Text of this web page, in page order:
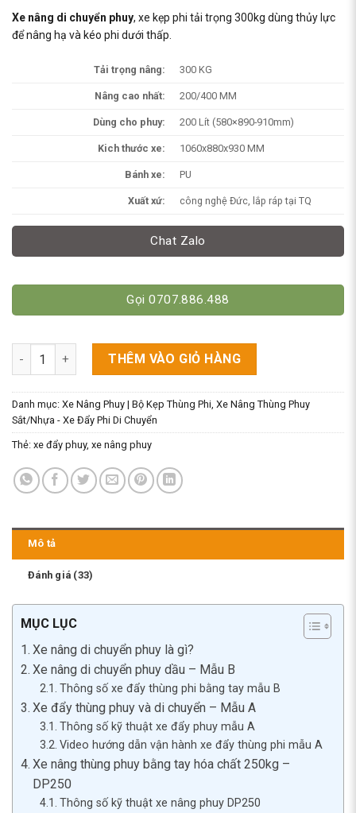
Xe nâng di chuyển phuy, xe kẹp phi tải trọng 300kg dùng thủy lực
để nâng hạ và kéo phi dưới thấp.
Tải trọng nâng: 300 KG
Nâng cao nhất: 200/400 MM
Dùng cho phuy: 200 Lít (580×890-910mm)
Kich thước xe: 1060x880x930 MM
Bánh xe: PU
Xuất xứ: công nghệ Đức, lắp ráp tại TQ
Chat Zalo
Gọi 0707.886.488
Xe Nâng Di Chuyển Phuy, Xe Kẹp Thùng Phi 300kg Mẫu A, B
THÊM VÀO GIỎ HÀNG
Danh mục: Xe Nâng Phuy | Bộ Kẹp Thùng Phi, Xe Nâng Thùng Phuy
Sắt/Nhựa - Xe Đẩy Phi Di Chuyển
Thẻ: xe đẩy phuy, xe nâng phuy
Mô tả
Đánh giá (33)
MỤC LỤC
Xe nâng di chuyển phuy là gì?
Xe nâng di chuyển phuy dầu – Mẫu B
Thông số xe đẩy thùng phi bằng tay mẫu B
Xe đẩy thùng phuy và di chuyển – Mẫu A
Thông số kỹ thuật xe đẩy phuy mẫu A
Video hướng dẫn vận hành xe đẩy thùng phi mẫu A
Xe nâng thùng phuy bằng tay hóa chất 250kg –
DP250
Thông số kỹ thuật xe nâng phuy DP250